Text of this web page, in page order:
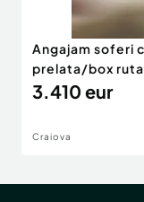
Angajam soferi
prelata/box ruta NL-D- DHL, curse
de zi luni - vineri
3.410 eur
Craiova